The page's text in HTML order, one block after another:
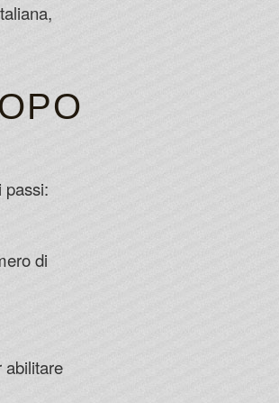
passi:
di
abilitare